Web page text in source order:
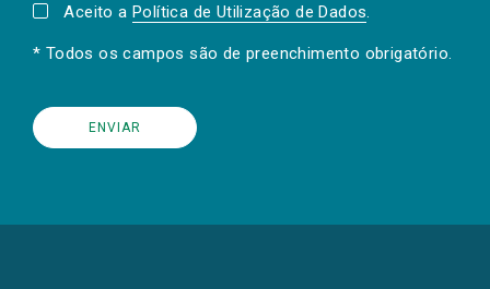
Aceito a Política de Utilização de Dados.
* Todos os campos são de preenchimento obrigatório.